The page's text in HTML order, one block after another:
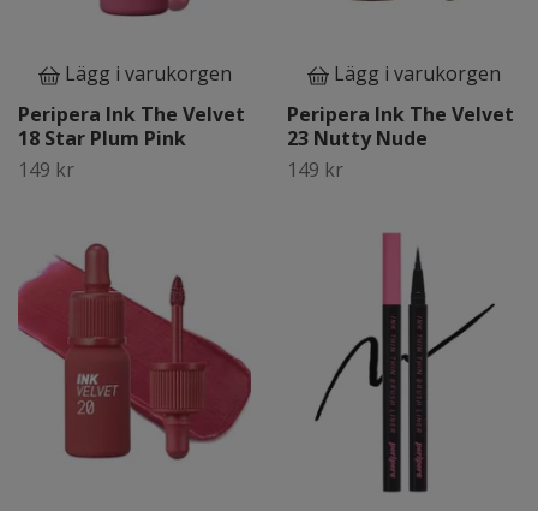
Lägg i varukorgen
Peripera Ink The Velvet
18 Star Plum Pink
149 kr
Lägg i varukorgen
Peripera Ink The Velvet
23 Nutty Nude
149 kr